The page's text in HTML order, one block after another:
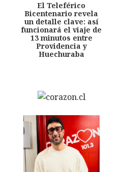
El Teleférico
Bicentenario revela
un detalle clave: así
funcionará el viaje de
13 minutos entre
Providencia y
Huechuraba